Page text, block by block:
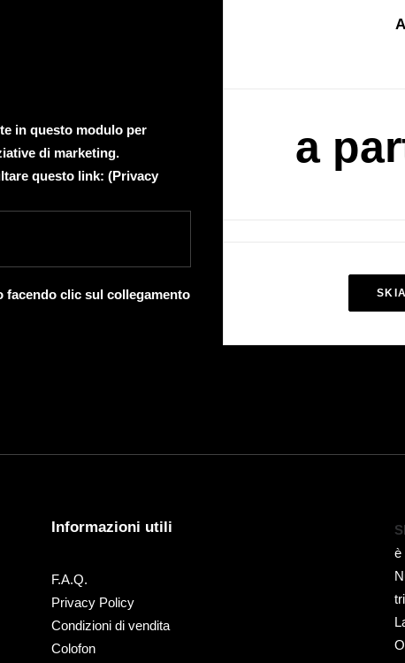
in questo modulo per
di marketing.
questo link: (Privacy
facendo clic sul collegamento
a
Informazioni utili
F.A.Q.
Privacy Policy
Condizioni di vendita
Colofon
è